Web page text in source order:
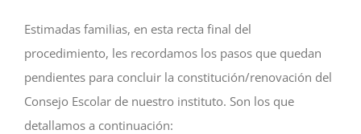
grande
Estimadas familias, en esta recta final del
procedimiento, les recordamos los pasos que quedan
pendientes para concluir la constitución/renovación del
Consejo Escolar de nuestro instituto. Son los que
detallamos a continuación: